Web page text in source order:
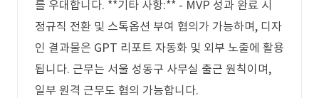
를 우대합니다. **기타 사항:** - MVP 성과 완료 시
정규직 전환 및 스톡옵션 부여 협의가 가능하며, 디자
인 결과물은 GPT 리포트 자동화 및 외부 노출에 활용
됩니다. 근무는 서울 성동구 사무실 출근 원칙이며,
일부 원격 근무도 협의 가능합니다.